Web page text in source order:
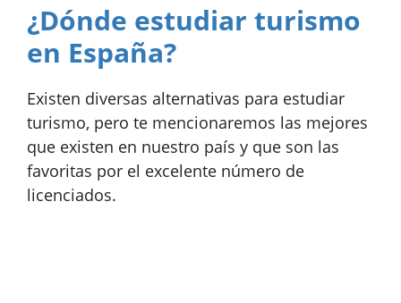
¿Dónde estudiar turismo
en España?
Existen diversas alternativas para estudiar
turismo, pero te mencionaremos las mejores
que existen en nuestro país y que son las
favoritas por el excelente número de
licenciados.